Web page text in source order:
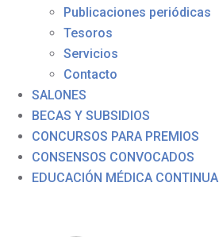
Publicaciones periódicas
Tesoros
Servicios
Contacto
SALONES
BECAS Y SUBSIDIOS
CONCURSOS PARA PREMIOS
CONSENSOS CONVOCADOS
EDUCACIÓN MÉDICA CONTINUA